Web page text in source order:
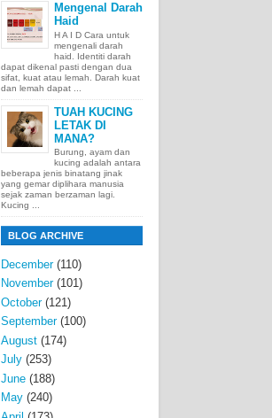
Mengenal Darah
Haid
H A I D Cara untuk
mengenali darah
haid. Identiti darah
dapat dikenal pasti dengan dua
sifat, kuat atau lemah. Darah kuat
dan lemah dapat ...
TUAH KUCING
LETAK DI
MANA?
Burung, ayam dan
kucing adalah antara
beberapa jenis binatang jinak
yang gemar diplihara manusia
sejak zaman berzaman lagi.
Kucing ...
BLOG ARCHIVE
December(110)
November(101)
October(121)
September(100)
August (174)
July (253)
June (188)
May (240)